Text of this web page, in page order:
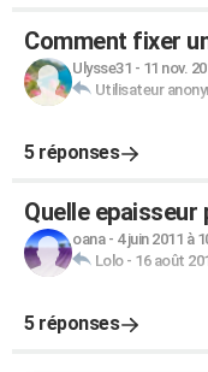
Comment fixer
Ulysse31 - 11 nov.
Utilisateur
5 réponses
Quelle
oana- 4 juin 2011 à
Lolo- 16 août
5 réponses